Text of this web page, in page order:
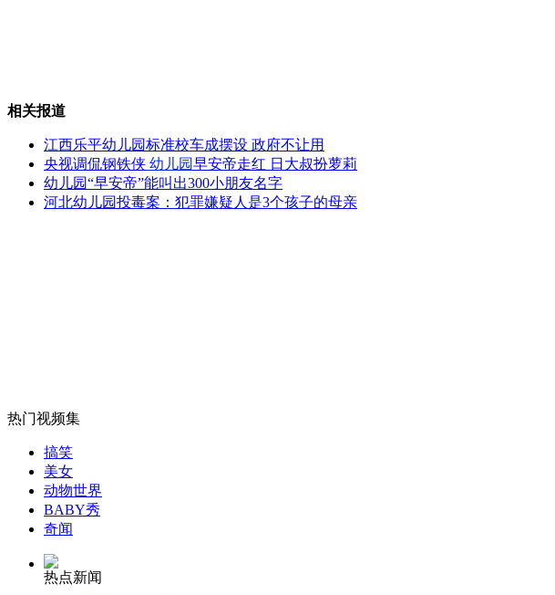
黑作坊制2千万假"护舒宝""苏菲" 工厂破旧不堪
无痛分娩是否安全 医生回应
外交部：反对强权政治霸凌主义
外交部：有关国家言论片面不公正
相关报道
江西乐平幼儿园标准校车成摆设 政府不让用
央视调侃钢铁侠 幼儿园早安帝走红 日大叔扮萝莉
幼儿园“早安帝”能叫出300小朋友名字
河北幼儿园投毒案：犯罪嫌疑人是3个孩子的母亲
热门视频集
搞笑
美女
动物世界
BABY秀
奇闻
热点新闻